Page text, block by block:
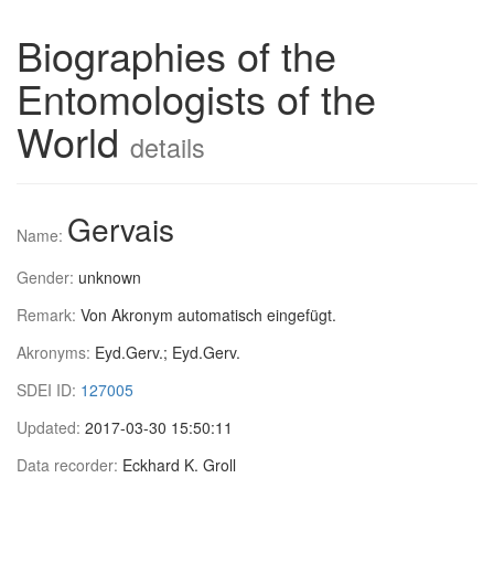
Biographies of the
Entomologists of the
World details
Name: Gervais
Gender: unknown
Remark: Von Akronym automatisch eingefügt.
Akronyms: Eyd.Gerv.; Eyd.Gerv.
SDEI ID: 127005
Updated: 2017-03-30 15:50:11
Data recorder: Eckhard K. Groll